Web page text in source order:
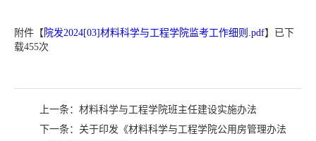
附件【 院发2024[03]材料科学与工程学院监考工作细则.pdf】已下
载455次
上一条： 材料科学与工程学院班主任建设实施办法
下一条： 关于印发《材料科学与工程学院公用房管理办法